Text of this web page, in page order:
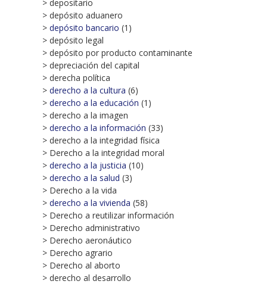
> depositario
> depósito aduanero
> depósito bancario (1)
> depósito legal
> depósito por producto contaminante
> depreciación del capital
> derecha política
> derecho a la cultura (6)
> derecho a la educación (1)
> derecho a la imagen
> derecho a la información (33)
> derecho a la integridad física
> Derecho a la integridad moral
> derecho a la justicia (10)
> derecho a la salud (3)
> Derecho a la vida
> derecho a la vivienda (58)
> Derecho a reutilizar información
> Derecho administrativo
> Derecho aeronáutico
> Derecho agrario
> Derecho al aborto
> derecho al desarrollo